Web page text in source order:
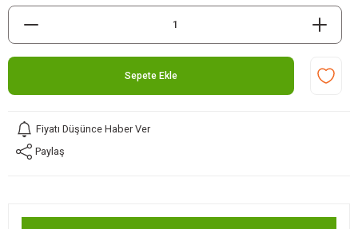
Sepete Ekle
Fiyatı Düşünce Haber Ver
Paylaş